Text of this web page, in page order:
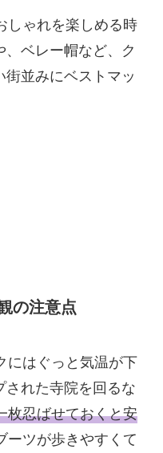
しゃれを楽しめる時
ベレー帽など、ク
街並みにベストマッ
の注意点
にはぐっと気温が下
された寺院を回るな
枚忍ばせておくと安
ーツが歩きやすくて